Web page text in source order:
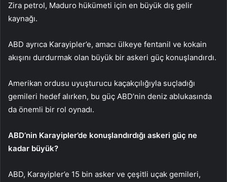
Zira petrol, Maduro hükümeti için en büyük dış gelir
kaynağı.
ABD ayrıca Karayipler’e, amacı ülkeye fentanil ve kokain
akışını durdurmak olan büyük bir askeri güç konuşlandırdı.
Amerikan ordusu uyuşturucu kaçakçılığıyla suçladığı
gemileri hedef alırken, bu güç ABD’nin deniz ablukasında
da önemli bir rol oynadı.
ABD’nin Karayipler’de konuşlandırdığı askeri güç ne
kadar büyük?
ABD, Karayipler’e 15 bin asker ve çeşitli uçak gemileri,